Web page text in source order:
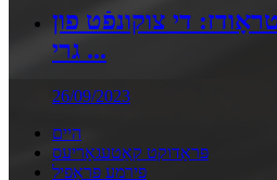
די צוקונפֿט פון
גרי ...
26/09/2023
היים
פּראָדוקט קאַטעגאָריעס
פירמע פּראָפיל